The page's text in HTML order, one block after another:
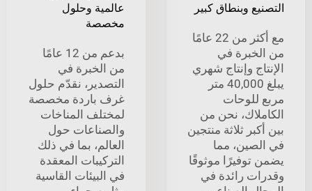
وبنطاق كبير
مع أكثر من 22 عامًا
في
وإنتاج شهري
يبلغ 40,000 متر
نحن من
ثلاثة منتجين
مما
موثوقًا
رائدة في
عالمية وحلول
بدعم من 12 عامًا
من الخبرة في
التصدير، نقدّم حلول
غرف باردة مخصصة
لمختلف المناخات
والصناعات حول
العالم، بما في ذلك
التركيبات المعقدة
في البيئات القاسية